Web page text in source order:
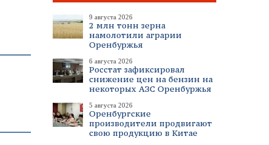
9 августа 2026
2 млн тонн зерна
намолотили аграрии
Оренбуржья
6 августа 2026
Росстат зафиксировал
снижение цен на бензин на
некоторых АЗС Оренбуржья
5 августа 2026
Оренбургские
производители продвигают
свою продукцию в Китае